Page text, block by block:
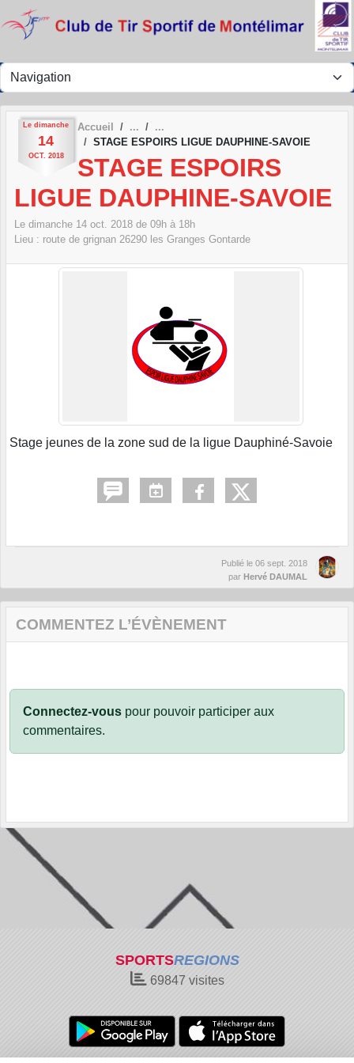
Le dimanche
14
OCT. 2018
Accueil
STAGE ESPOIRS LIGUE DAUPHINE-SAVOIE
STAGE ESPOIRS
LIGUE DAUPHINE-SAVOIE
Le dimanche 14 oct. 2018 de 09h à 18h
Lieu : route de grignan 26290 les Granges Gontarde
Stage jeunes de la zone sud de la ligue Dauphiné-Savoie
Publié le 06 sept. 2018
par Hervé DAUMAL
COMMENTEZ L’ÉVÈNEMENT
Connectez-vous pour pouvoir participer aux
commentaires.
SPORTSREGIONS
69847 visites
Panneau de gestion des cookies